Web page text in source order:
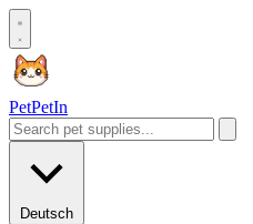
PetPetIn
Deutsch